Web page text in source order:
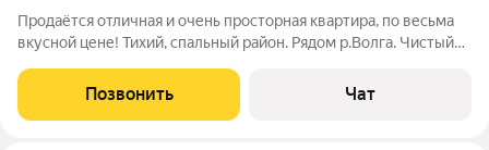
Продаётся отличная и очень просторная квартира, по весьма
вкусной цене! Тихий, спальный район. Рядом р.Волга. Чистый
Позвонить Чат